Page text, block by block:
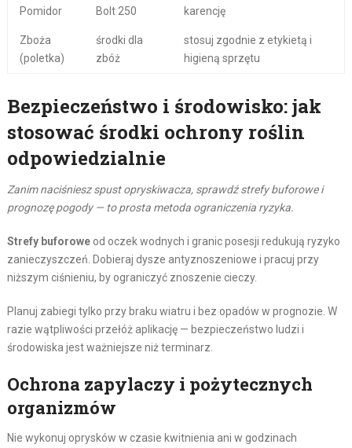
Pomidor
Bolt 250
karencję
Zboża
(poletka)
środki dla
zbóż
stosuj zgodnie z etykietą i
higieną sprzętu
Bezpieczeństwo i środowisko: jak
stosować środki ochrony roślin
odpowiedzialnie
Zanim naciśniesz spust opryskiwacza, sprawdź strefy buforowe i
prognozę pogody — to prosta metoda ograniczenia ryzyka.
Strefy buforoweod oczek wodnych i granic posesji redukują ryzyko
zanieczyszczeń. Dobieraj dysze antyznoszeniowe i pracuj przy
niższym ciśnieniu, by ograniczyć znoszenie cieczy.
Planuj zabiegi tylko przy braku wiatru i bez opadów w prognozie. W
razie wątpliwości przełóż aplikację — bezpieczeństwo ludzi i
środowiska jest ważniejsze niż terminarz.
Ochrona zapylaczy i pożytecznych
organizmów
Nie wykonuj oprysków w czasie kwitnienia ani w godzinach